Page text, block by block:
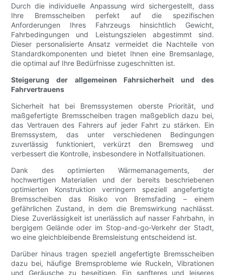
Durch die individuelle Anpassung wird sichergestellt, dass
Ihre Bremsscheiben perfekt auf die spezifischen
Anforderungen Ihres Fahrzeugs hinsichtlich Gewicht,
Fahrbedingungen und Leistungszielen abgestimmt sind.
Dieser personalisierte Ansatz vermeidet die Nachteile von
Standardkomponenten und bietet Ihnen eine Bremsanlage,
die optimal auf Ihre Bedürfnisse zugeschnitten ist.
Steigerung der allgemeinen Fahrsicherheit und des
Fahrvertrauens
Sicherheit hat bei Bremssystemen oberste Priorität, und
maßgefertigte Bremsscheiben tragen maßgeblich dazu bei,
das Vertrauen des Fahrers auf jeder Fahrt zu stärken. Ein
Bremssystem, das unter verschiedenen Bedingungen
zuverlässig funktioniert, verkürzt den Bremsweg und
verbessert die Kontrolle, insbesondere in Notfallsituationen.
Dank des optimierten Wärmemanagements, der
hochwertigen Materialien und der bereits beschriebenen
optimierten Konstruktion verringern speziell angefertigte
Bremsscheiben das Risiko von Bremsfading – einem
gefährlichen Zustand, in dem die Bremswirkung nachlässt.
Diese Zuverlässigkeit ist unerlässlich auf nasser Fahrbahn, in
bergigem Gelände oder im Stop-and-go-Verkehr der Stadt,
wo eine gleichbleibende Bremsleistung entscheidend ist.
Darüber hinaus tragen speziell angefertigte Bremsscheiben
dazu bei, häufige Bremsprobleme wie Ruckeln, Vibrationen
und Geräusche zu beseitigen. Ein sanfteres und leiseres